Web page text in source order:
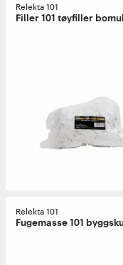
Relekta 101
Filler 101 tøyfiller
Relekta 101
Fugemasse 101